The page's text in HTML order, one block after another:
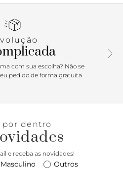
de mini studs ao redor.
com sua escolha? Não se
pedido de forma gratuita
por dentro
e receba as novidades!
Masculino Outros